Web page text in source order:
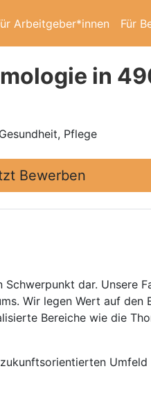
Arbeitgeber*innen Für
in
Pflege
Bewerben
dar. Unsere
Wir legen Wert auf den
Bereiche wie die